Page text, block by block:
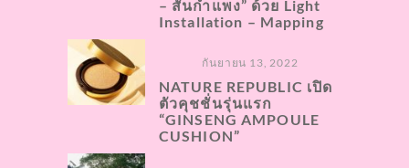
– สันกำแพง” ด้วย Light
Installation – Mapping
กันยายน 13, 2022
NATURE REPUBLIC เปิด
ตัวคุชชั่นรุ่นแรก
“GINSENG AMPOULE
CUSHION”